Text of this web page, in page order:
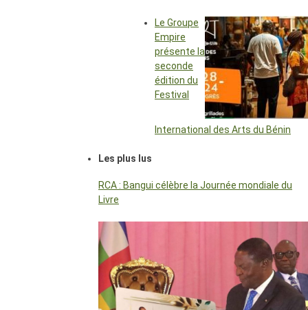
Le Groupe
Empire
présente la
seconde
édition du
Festival
International des Arts du Bénin
Les plus lus
RCA : Bangui célèbre la Journée mondiale du
Livre